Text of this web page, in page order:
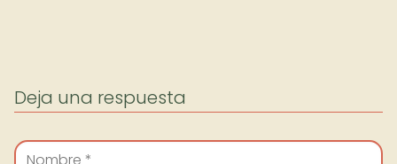
Deja una respuesta